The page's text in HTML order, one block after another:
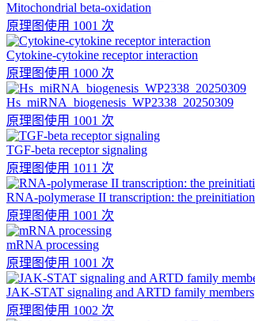
Mitochondrial beta-oxidation
原理图使用 1001 次
Cytokine-cytokine receptor interaction
原理图使用 1000 次
Hs_miRNA_biogenesis_WP2338_20250309
原理图使用 1001 次
TGF-beta receptor signaling
原理图使用 1011 次
RNA-polymerase II transcription: the preinitiation
原理图使用 1001 次
mRNA processing
原理图使用 1001 次
JAK-STAT signaling and ARTD family members
原理图使用 1002 次